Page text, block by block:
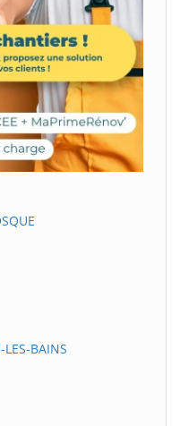
BAINS